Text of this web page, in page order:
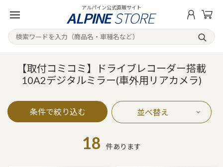
アルパイン公式直販サイト
【取付コミコミ】ドライブレコーダー搭載
10A2デジタルミラー(車外用リアカメラ)
条件で絞り込む 並べ替え
18 件あります